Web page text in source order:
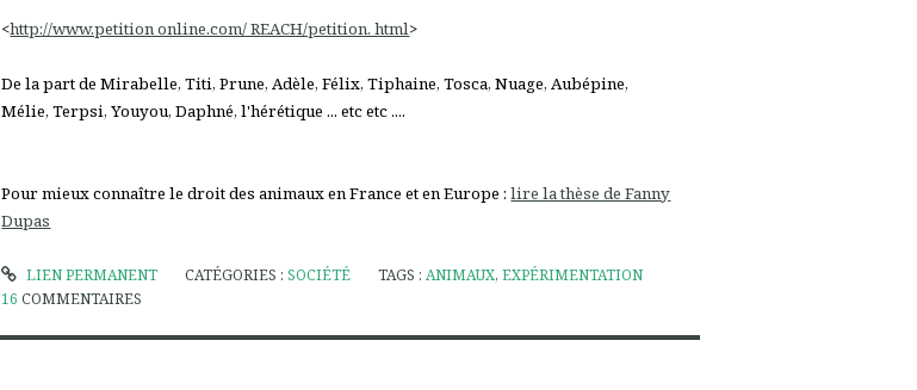
<http://www.petition online.com/ REACH/petition. html>
De la part de Mirabelle, Titi, Prune, Adèle, Félix, Tiphaine, Tosca, Nuage, Aubépine,
Mélie, Terpsi, Youyou, Daphné, l'hérétique ... etc etc ....
Pour mieux connaître le droit des animaux en France et en Europe :lire la thèse de Fanny
Dupas
LIEN PERMANENT CATÉGORIES : SOCIÉTÉ TAGS : ANIMAUX, EXPÉRIMENTATION
16 COMMENTAIRES